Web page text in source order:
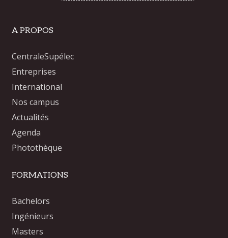
A PROPOS
CentraleSupélec
Entreprises
International
Nos campus
Actualités
Agenda
Photothèque
FORMATIONS
Bachelors
Ingénieurs
Masters